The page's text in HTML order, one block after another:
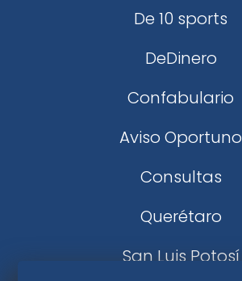
De 10 sports
DeDinero
Confabulario
Aviso Oportuno
Consultas
Querétaro
San Luis Potosí